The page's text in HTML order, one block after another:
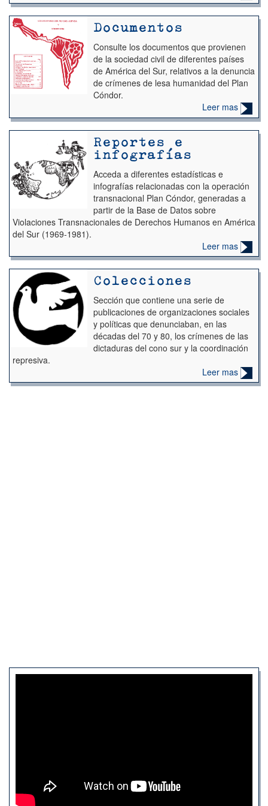
Documentos
Consulte los documentos que provienen
de la sociedad civil de diferentes países
de América del Sur, relativos a la denuncia
de crímenes de lesa humanidad del Plan
Cóndor.
Leer mas
Reportes e
infografías
Acceda a diferentes estadísticas e
infografías relacionadas con la operación
transnacional Plan Cóndor, generadas a
partir de la Base de Datos sobre
Violaciones Transnacionales de Derechos Humanos en América
del Sur (1969-1981).
Leer mas
Colecciones
Sección que contiene una serie de
publicaciones de organizaciones sociales
y políticas que denunciaban, en las
décadas del 70 y 80, los crímenes de las
dictaduras del cono sur y la coordinación
represiva.
Leer mas